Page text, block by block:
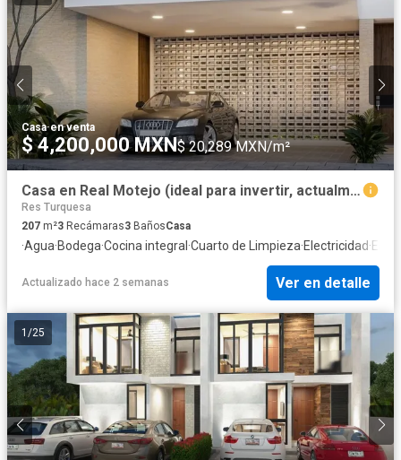
Casa·en venta
$ 4,200,000 MXN$ 20,289 MXN/m²
Casa en Real Motejo (ideal para invertir, actualmente rentada)
Res Turquesa
207 m²3 Recámaras3 BañosCasa
·Agua·Bodega·Cocina integral ·Cuarto de Limpieza·Electricidad·
Actualizado hace 2 semanas Ver en detalle
1 /25